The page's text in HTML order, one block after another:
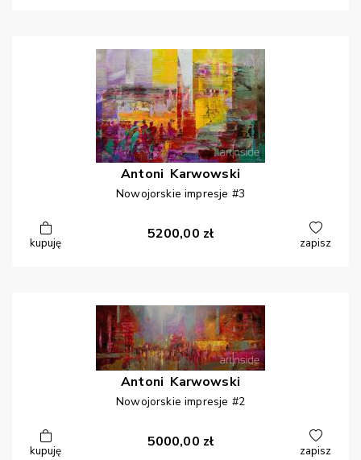
Antoni Karwowski
Nowojorskie impresje #3
kupuję
5200,00 zł
zapisz
Antoni Karwowski
Nowojorskie impresje #2
kupuję
5000,00 zł
zapisz